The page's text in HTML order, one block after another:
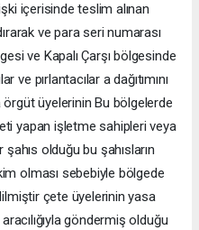
içerisinde teslim alınan
ve para seri numarası
ve Kapalı Çarşı bölgesinde
pırlantacılar a dağıtımını
örgüt üyelerinin Bu bölgelerde
yapan işletme sahipleri veya
olduğu bu şahısların
olması sebebiyle bölgede
çete üyelerinin yasa
göndermiş olduğu